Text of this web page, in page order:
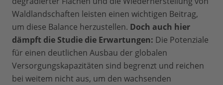
Waldlandschaften leisten einen wichtigen Beitrag,
um diese Balance herzustellen. Doch auch hier
dämpft die Studie die Erwartungen: Die Potenziale
für einen deutlichen Ausbau der globalen
Versorgungskapazitäten sind begrenzt und reichen
bei weitem nicht aus, um den wachsenden